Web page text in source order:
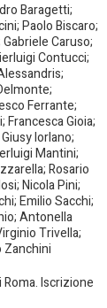
Baragetti;
Paolo Biscaro;
Caruso;
Contucci;
Ferrante;
Francesca Gioia;
Iorlano;
Mantini;
Rosario
Nicola Pini;
Emilio Sacchi;
Antonella
Trivella;
Zanchini
Iscrizione